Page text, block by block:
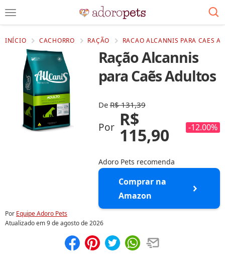
INÍCIO CACHORRO RAÇÃO RACAO ALCANNIS PARA CAES
Ração Alcannis
para Caẽs Adultos
DeR$ 131,39
Por R$
115,90 -12.00%
Adoro Pets recomenda
Comprar na
Amazon
Por Equipe Adoro Pets
Atualizado em9 de agosto de 2026